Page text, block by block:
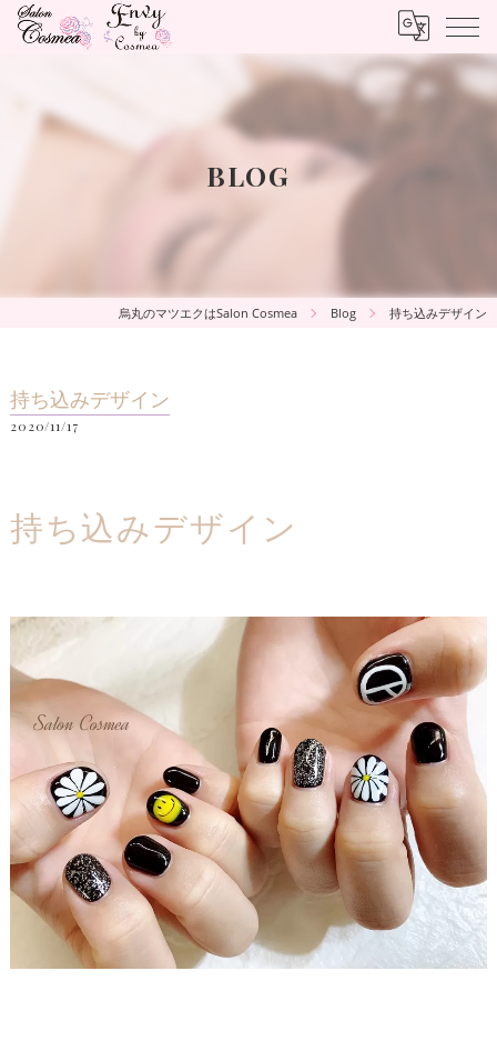
BLOG
烏丸のマツエクはSalon Cosmea Blog 持ち込みデザイン
持ち込みデザイン
2020/11/17
持ち込みデザイン